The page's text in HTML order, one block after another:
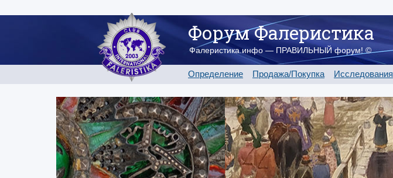
Форум Фалеристика
Фалеристика.инфо — ПРАВИЛЬНЫЙ форум! ©
Определение Продажа/Покупка Исследования